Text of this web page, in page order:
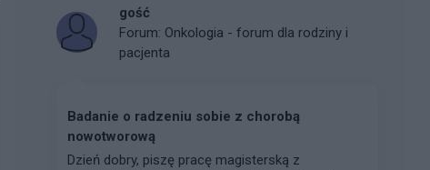
gość
Forum: Onkologia - forum dla rodziny i
pacjenta
Badanie o radzeniu sobie z chorobą
nowotworową
Dzień dobry, piszę pracę magisterską z